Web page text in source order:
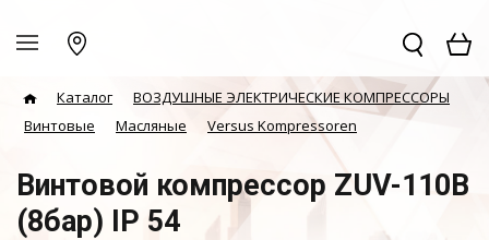
Каталог
ВОЗДУШНЫЕ ЭЛЕКТРИЧЕСКИЕ КОМПРЕССОРЫ
Винтовые
Масляные Versus Kompressoren
Винтовой компрессор ZUV-110B
(8бар) IP 54